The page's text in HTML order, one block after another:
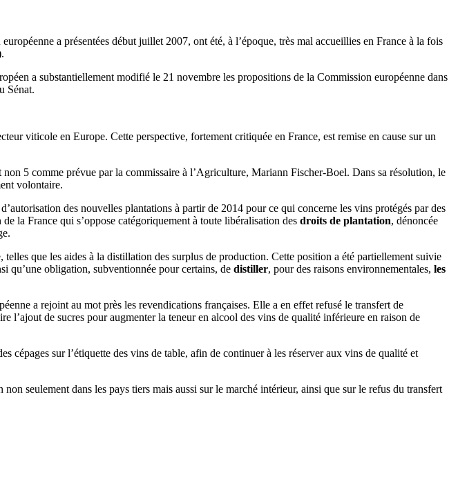
a présentées début juillet 2007, ont été, à l’époque, très mal accueillies en France à la fois
a substantiellement modifié le 21 novembre les propositions de la Commission européenne dans
Sénat.
viticole en Europe. Cette perspective, fortement critiquée en France, est remise en cause sur un
non 5 comme prévue par la commissaire à l’Agriculture, Mariann Fischer-Boel. Dans sa résolution, le
volontaire.
des nouvelles plantations à partir de 2014 pour ce qui concerne les vins protégés par des
la France qui s’oppose catégoriquement à toute libéralisation des droits de plantation, dénoncée
telles que les aides à la distillation des surplus de production. Cette position a été partiellement suivie
qu’une obligation, subventionnée pour certains, de distiller, pour des raisons environnementales, les
a rejoint au mot près les revendications françaises. Elle a en effet refusé le transfert de
l’ajout de sucres pour augmenter la teneur en alcool des vins de qualité inférieure en raison de
cépages sur l’étiquette des vins de table, afin de continuer à les réserver aux vins de qualité et
seulement dans les pays tiers mais aussi sur le marché intérieur, ainsi que sur le refus du transfert